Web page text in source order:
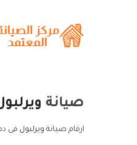
صيانة
ارقام صيانة ويرلبول فى